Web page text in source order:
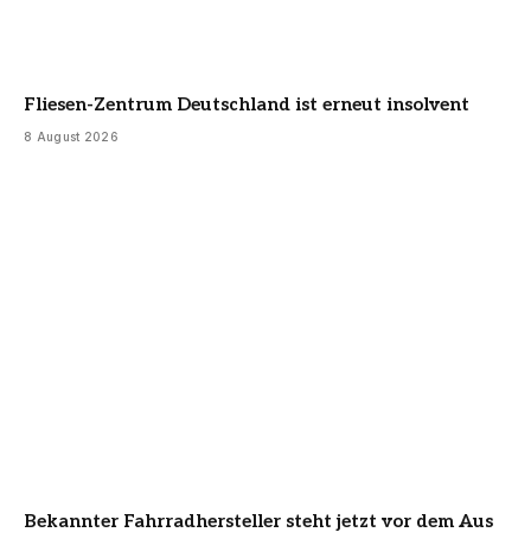
Fliesen-Zentrum Deutschland ist erneut insolvent
8 August 2026
Bekannter Fahrradhersteller steht jetzt vor dem Aus